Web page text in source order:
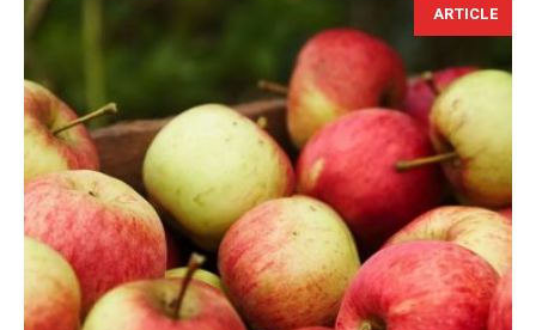
ARTICLE